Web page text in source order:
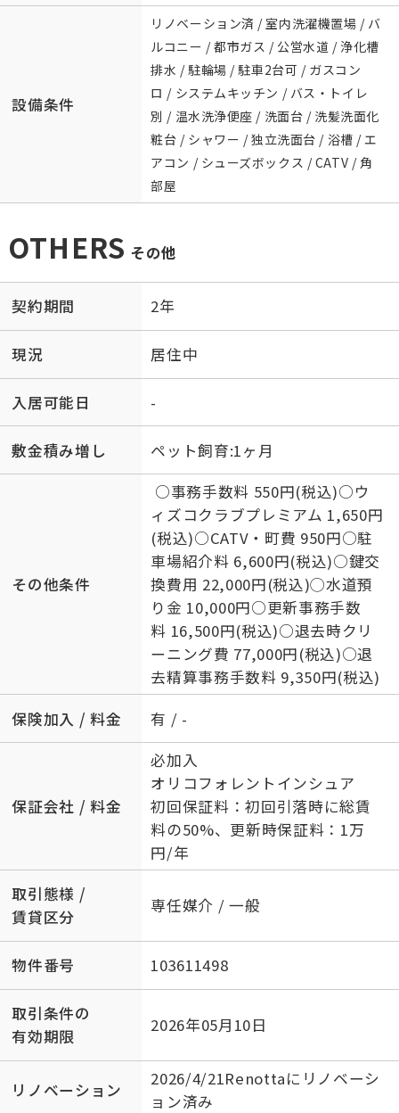
設備条件
リノベーション済 / 室内洗濯機置場 / バ
ルコニー / 都市ガス / 公営水道 / 浄化槽
排水 / 駐輪場 / 駐車2台可 / ガスコン
ロ / システムキッチン / バス・トイレ
別 / 温水洗浄便座 / 洗面台 / 洗髪洗面化
粧台 / シャワー / 独立洗面台 / 浴槽 / エ
アコン / シューズボックス / CATV / 角
部屋
OTHERS その他
契約期間 2年
現況 居住中
入居可能日 -
敷金積み増し ペット飼育:1ヶ月
その他条件
○事務手数料 550円(税込)○ウ
ィズコクラブプレミアム 1,650円
(税込)○CATV・町費 950円○駐
車場紹介料 6,600円(税込)○鍵交
換費用 22,000円(税込)◯水道預
り金 10,000円○更新事務手数
料 16,500円(税込)○退去時クリ
ーニング費 77,000円(税込)○退
去精算事務手数料 9,350円(税込)
保険加入 / 料金
有 / -
保証会社 / 料金
必加入
オリコフォレントインシュア
初回保証料：初回引落時に総賃
料の50%、更新時保証料：1万
円/年
取引態様 /
賃貸区分
専任媒介 / 一般
物件番号 103611498
取引条件の
有効期限
2026年05月10日
リノベーション
2026/4/21Renottaにリノベーシ
ョン済み